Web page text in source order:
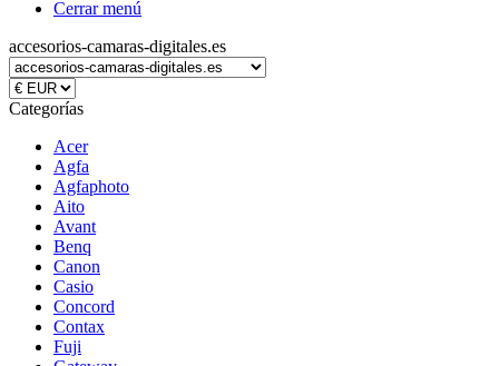
Cerrar menú
accesorios-camaras-digitales.es
Categorías
Acer
Agfa
Agfaphoto
Aito
Avant
Benq
Canon
Casio
Concord
Contax
Fuji